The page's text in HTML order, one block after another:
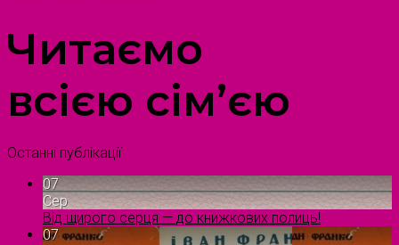
Читаємо
всією сім’єю
Останні публікації
07
Сер
Від щирого серця — до книжкових полиць!
07